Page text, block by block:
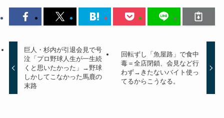
巨人・杉内が引退会見で号
泣「プロ野球人生が一生続
くと思いたかった」→野球
しかしてこなかった馬鹿の
末路
回転ずし「魚屋路」で食中
毒＝全店閉鎖、会見など行
わず→きたないバイト使っ
てるからこうなる。